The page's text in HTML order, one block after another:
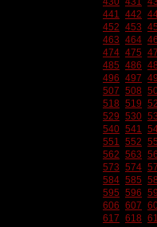
441 442
452 453
463 464
474 475
485 486
496 497
507 508
518 519
529 530
540 541
551 552
562 563
573 574
584 585
595 596
606 607
617 618